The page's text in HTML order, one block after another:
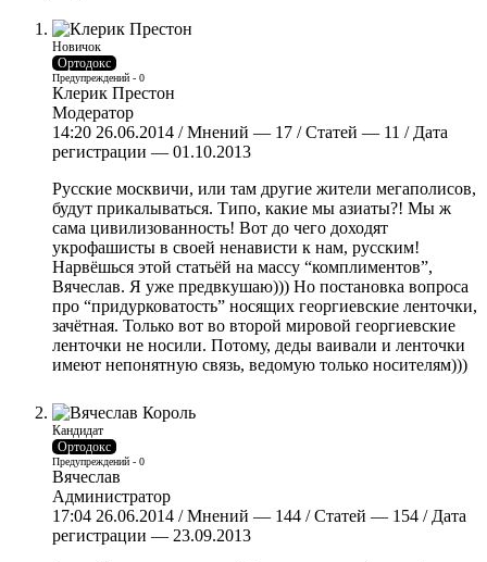
Новичок
Ортодокс
Предупреждений - 0
Клерик Престон
Модератор
14:20 26.06.2014 / Мнений — 17 / Статей — 11 / Дата
регистрации — 01.10.2013
Русские москвичи, или там другие жители мегаполисов,
будут прикалываться. Типо, какие мы азиаты?! Мы ж
сама цивилизованность! Вот до чего доходят
укрофашисты в своей ненависти к нам, русским!
Нарвёшься этой статьёй на массу “комплиментов”,
Вячеслав. Я уже предвкушаю))) Но постановка вопроса
про “придурковатость” носящих георгиевские ленточки,
зачётная. Только вот во второй мировой георгиевские
ленточки не носили. Потому, деды ваивали и ленточки
имеют непонятную связь, ведомую только носителям)))
Кандидат
Ортодокс
Предупреждений - 0
Вячеслав
Администратор
17:04 26.06.2014 / Мнений — 144 / Статей — 154 / Дата
регистрации — 23.09.2013